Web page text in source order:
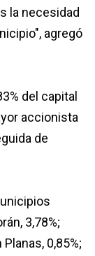
la necesidad
agregó
del capital
accionista
de
3,78%;
0,85%;